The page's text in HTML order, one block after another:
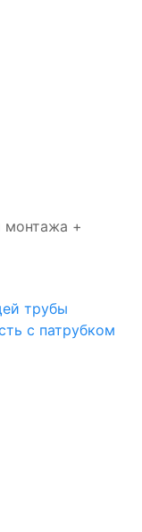
монтажа +
трубы
с патрубком